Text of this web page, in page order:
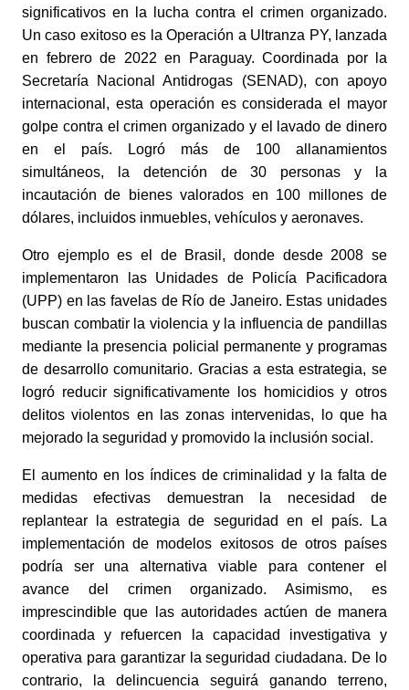
significativos en la lucha contra el crimen organizado.
Un caso exitoso es la Operación a Ultranza PY, lanzada
en febrero de 2022 en Paraguay. Coordinada por la
Secretaría Nacional Antidrogas (SENAD), con apoyo
internacional, esta operación es considerada el mayor
golpe contra el crimen organizado y el lavado de dinero
en el país. Logró más de 100 allanamientos
simultáneos, la detención de 30 personas y la
incautación de bienes valorados en 100 millones de
dólares, incluidos inmuebles, vehículos y aeronaves.
Otro ejemplo es el de Brasil, donde desde 2008 se
implementaron las Unidades de Policía Pacificadora
(UPP) en las favelas de Río de Janeiro. Estas unidades
buscan combatir la violencia y la influencia de pandillas
mediante la presencia policial permanente y programas
de desarrollo comunitario. Gracias a esta estrategia, se
logró reducir significativamente los homicidios y otros
delitos violentos en las zonas intervenidas, lo que ha
mejorado la seguridad y promovido la inclusión social.
El aumento en los índices de criminalidad y la falta de
medidas efectivas demuestran la necesidad de
replantear la estrategia de seguridad en el país. La
implementación de modelos exitosos de otros países
podría ser una alternativa viable para contener el
avance del crimen organizado. Asimismo, es
imprescindible que las autoridades actúen de manera
coordinada y refuercen la capacidad investigativa y
operativa para garantizar la seguridad ciudadana. De lo
contrario, la delincuencia seguirá ganando terreno,